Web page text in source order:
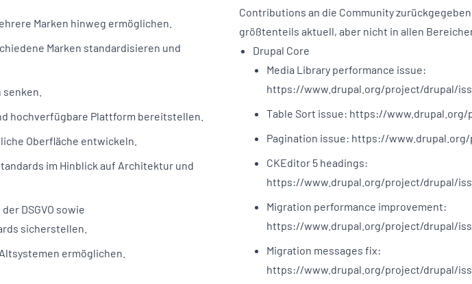
Marken hinweg ermöglichen.
Marken standardisieren und
hochverfügbare Plattform bereitstellen.
Oberfläche entwickeln.
im Hinblick auf Architektur und
DSGVO sowie
sicherstellen.
ermöglichen.
Contributions an die Community
größtenteils aktuell, aber nicht in allen
Drupal Core
Media Library performance issue:
https://www.drupal.org/project/drupal/
Table Sort issue: https://
Pagination issue: https://
CKEditor 5 headings:
https://www.drupal.org/project/drupal/
Migration performance improvement:
https://www.drupal.org/project/drupal/
Migration messages fix:
https://www.drupal.org/project/drupal/